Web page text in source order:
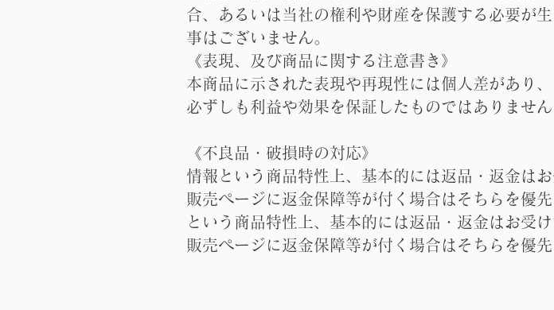
合、あるいは当社の権利や財産を保護する必要が
事はございません。
《表現、及び商品に関する注意書き》
本商品に示された表現や再現性には個人差があり、
必ずしも利益や効果を保証したものではありません
《不良品・破損時の対応》
情報という商品特性上、基本的には返品・返金はお
販売ページに返金保障等が付く場合はそちらを優
という商品特性上、基本的には返品・返金はお受け
販売ページに返金保障等が付く場合はそちらを優先